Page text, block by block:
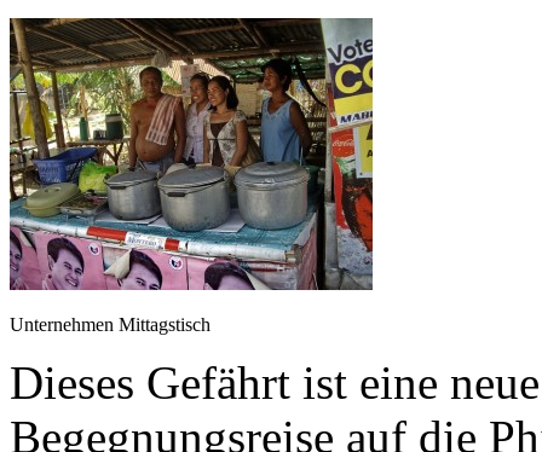
Unternehmen Mittagstisch
Dieses Gefährt ist eine
Begegnungsreise auf die